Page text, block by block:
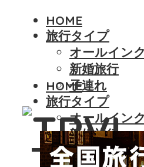
HOME
旅行タイプ
オールイン
新婚旅行
子連れ
HOME
旅行タイプ
オールイン
新婚旅行
子連れ